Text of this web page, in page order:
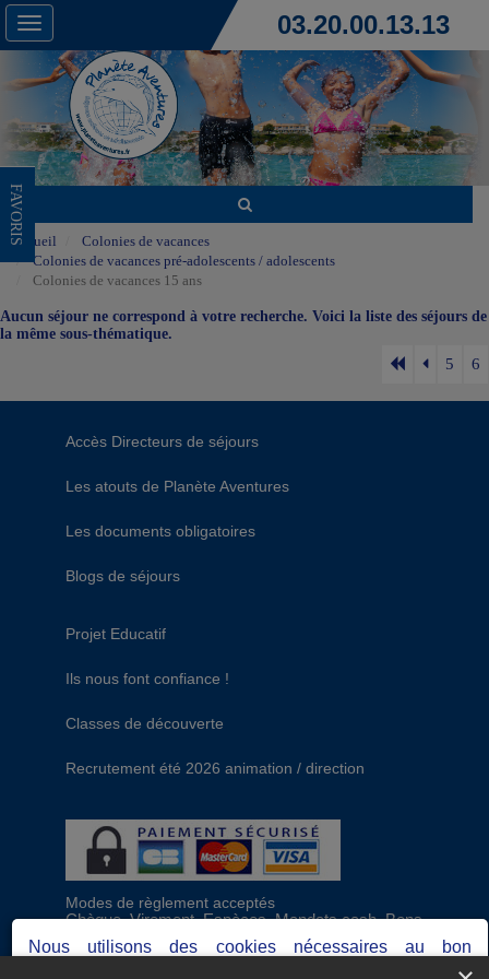
Toggle
navigation
03.20.00.13.13
FAVORIS
Accueil
Colonies de vacances
Colonies de vacances pré-adolescents / adolescents
Colonies de vacances 15 ans
Aucun séjour ne correspond à votre recherche. Voici la liste des séjours de
la même sous-thématique.
5 6
Accès Directeurs de séjours
Les atouts de Planète Aventures
Les documents obligatoires
Blogs de séjours
Projet Educatif
Ils nous font confiance !
Classes de découverte
Recrutement été 2026 animation / direction
Modes de règlement acceptés
Chèque, Virement, Espèces, Mandats cash, Bons
CAF, Conseil général, Chèques vacances, Carte
bancaire, Prise en charge reçu sans règlement,
Nous utilisons des cookies nécessaires au bon
fonctionnement du site, ainsi que d'autres permettant de